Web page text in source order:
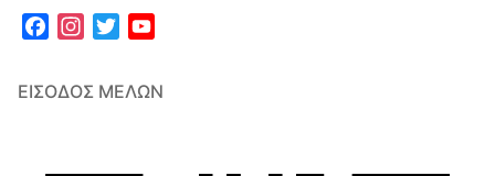
FacebookInstagram
Twitter
ΕΊΣΟΔΟΣ ΜΕΛΏΝ